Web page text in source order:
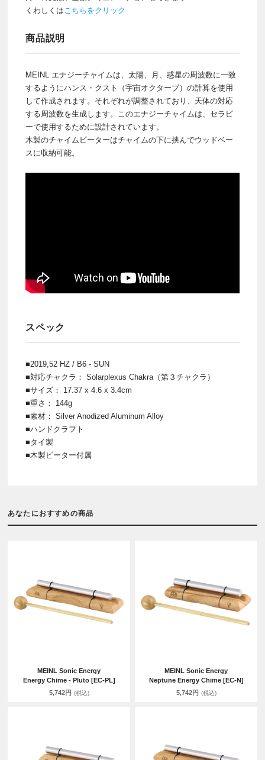
くわしくはこちらをクリック
商品説明
MEINL エナジーチャイムは、太陽、月、惑星の周波数に一致
するようにハンス・クスト（宇宙オクターブ）の計算を使用
して作成されます。それぞれが調整されており、天体の対応
する周波数を生成します。このエナジーチャイムは、セラピ
ーで使用するために設計されています。
木製のチャイムビーターはチャイムの下に挟んでウッドベー
スに収納可能。
スペック
■2019,52 HZ / B6 - SUN
■対応チャクラ： Solarplexus Chakra（第３チャクラ）
■サイズ： 17.37 x 4.6 x 3.4cm
■重さ： 144g
■素材： Silver Anodized Aluminum Alloy
■ハンドクラフト
■タイ製
■木製ビーター付属
あなたにおすすめの商品
MEINL Sonic Energy
Energy Chime - Pluto [EC-PL]
5,742円 (税込)
MEINL Sonic Energy
Neptune Energy Chime [EC-N]
5,742円 (税込)